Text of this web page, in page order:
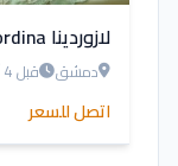
لازوردينا Lazordina للعطور والهدايا
دمشق قبل 4 أشهر
اتصل للسعر